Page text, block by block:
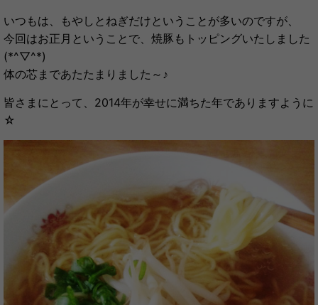
いつもは、もやしとねぎだけということが多いのですが、
今回はお正月ということで、焼豚もトッピングいたしました
(*^▽^*)
体の芯まであたたまりました～♪
皆さまにとって、2014年が幸せに満ちた年でありますように
☆